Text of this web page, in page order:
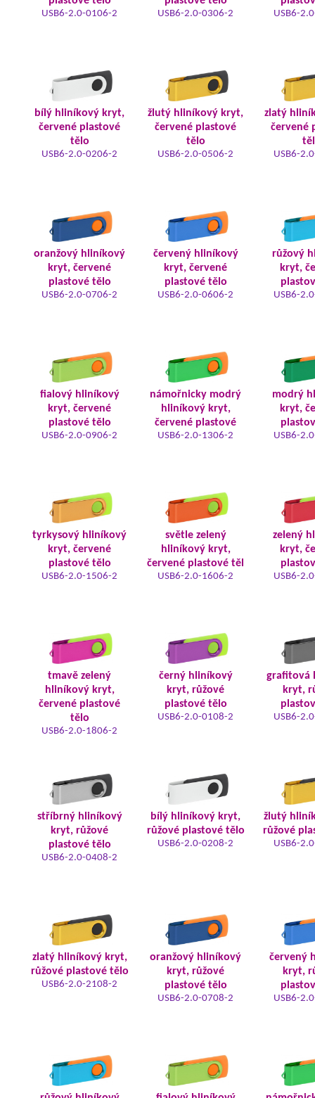
USB6-2.0-0106-2 USB6-2.0-0306-2 USB6-
bílý hliníkový kryt,
červené plastové
tělo
USB6-2.0-0206-2
žlutý hliníkový kryt,
červené plastové
tělo
USB6-2.0-0506-2
zlatý
červené
USB6-
oranžový hliníkový
kryt, červené
plastové tělo
USB6-2.0-0706-2
červený hliníkový
kryt, červené
plastové tělo
USB6-2.0-0606-2
růžový
kryt,
USB6-
fialový hliníkový
kryt, červené
plastové tělo
USB6-2.0-0906-2
námořnicky modrý
hliníkový kryt,
červené plastové
USB6-2.0-1306-2
modrý
kryt,
USB6-
tyrkysový hliníkový
kryt, červené
plastové tělo
USB6-2.0-1506-2
světle zelený
hliníkový kryt,
červené plastové těl
USB6-2.0-1606-2
zelený
kryt,
USB6-
tmavě zelený
hliníkový kryt,
červené plastové
tělo
USB6-2.0-1806-2
černý hliníkový
kryt, růžové
plastové tělo
USB6-2.0-0108-2
grafitová
kryt,
USB6-
stříbrný hliníkový
kryt, růžové
plastové tělo
USB6-2.0-0408-2
bílý hliníkový kryt,
růžové plastové tělo
USB6-2.0-0208-2
žlutý
růžové
USB6-
zlatý hliníkový kryt,
růžové plastové tělo
USB6-2.0-2108-2
oranžový hliníkový
kryt, růžové
plastové tělo
USB6-2.0-0708-2
červený
kryt,
USB6-